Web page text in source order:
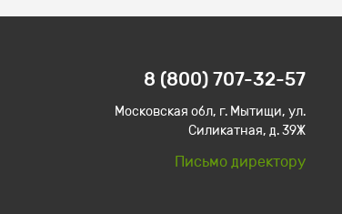
8 (800) 707-32-57
Московская обл, г. Мытищи, ул.
Силикатная, д. 39Ж
Письмо директору